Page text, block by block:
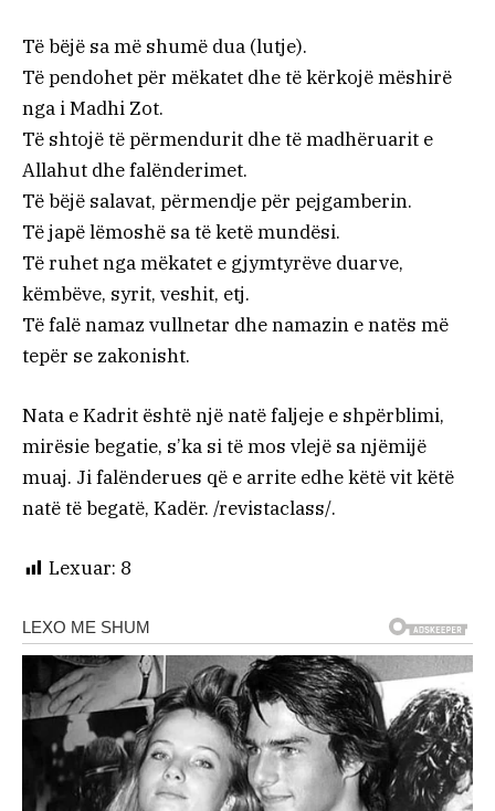
Të bëjë sa më shumë dua (lutje).
Të pendohet për mëkatet dhe të kërkojë mëshirë
nga i Madhi Zot.
Të shtojë të përmendurit dhe të madhëruarit e
Allahut dhe falënderimet.
Të bëjë salavat, përmendje për pejgamberin.
Të japë lëmoshë sa të ketë mundësi.
Të ruhet nga mëkatet e gjymtyrëve duarve,
këmbëve, syrit, veshit, etj.
Të falë namaz vullnetar dhe namazin e natës më
tepër se zakonisht.
Nata e Kadrit është një natë faljeje e shpërblimi,
mirësie begatie, s’ka si të mos vlejë sa njëmijë
muaj. Ji falënderues që e arrite edhe këtë vit këtë
natë të begatë, Kadër. /revistaclass/.
Lexuar: 8